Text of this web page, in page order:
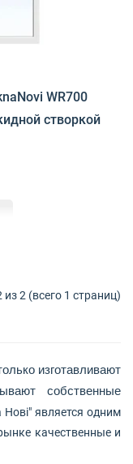
WR700
створкой
2 (всего 1 страниц)
изготавливают
собственные
Нові" является одним
качественные и